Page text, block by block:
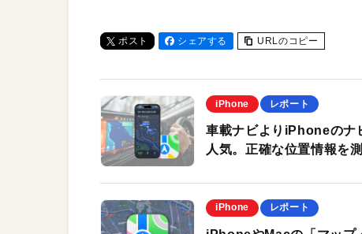
ポスト シェアする URLのコピー
iPhone レポート
車載ナビよりiPhoneのナ
人気。正確な位置情報を
iPhone レポート